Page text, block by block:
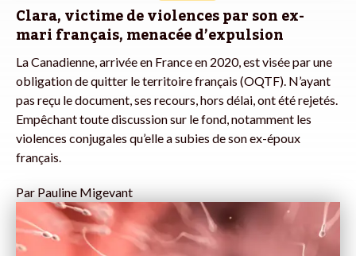
Clara, victime de violences par son ex-
mari français, menacée d’expulsion
La Canadienne, arrivée en France en 2020, est visée par une
obligation de quitter le territoire français (OQTF). N’ayant
pas reçu le document, ses recours, hors délai, ont été rejetés.
Empêchant toute discussion sur le fond, notamment les
violences conjugales qu’elle a subies de son ex-époux
français.
Par Pauline Migevant